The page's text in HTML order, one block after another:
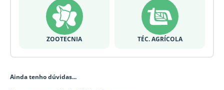
ZOOTECNIA TÉC. AGRÍCOLA
Ainda tenho dúvidas...